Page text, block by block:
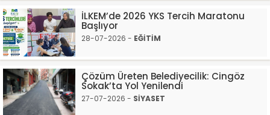
İLKEM’de 2026 YKS Tercih Maratonu
Başlıyor
28-07-2026 - EĞİTİM
Çözüm Üreten Belediyecilik: Cingöz
Sokak’ta Yol Yenilendi
27-07-2026 - SİYASET